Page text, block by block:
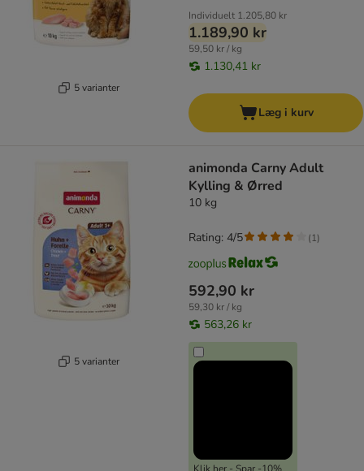
5 varianter
Individuelt 1.205,80 kr
1.189,90 kr
59,50 kr / kg
1.130,41 kr
Læg i kurv
5 varianter
animonda Carny Adult
Kylling & Ørred
10 kg
592,90 kr
59,30 kr / kg
563,26 kr
Rating: 4/5 (1)